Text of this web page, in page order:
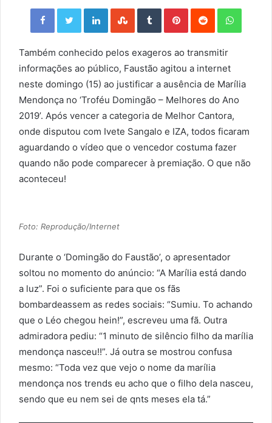
Facebook Twitter LinkedIn StumbleUpon Tumblr Pinterest Reddit
Também conhecido pelos exageros ao transmitir
informações ao público, Faustão agitou a internet
neste domingo (15) ao justificar a ausência de Marília
Mendonça no ‘Troféu Domingão – Melhores do Ano
2019’. Após vencer a categoria de Melhor Cantora,
onde disputou com Ivete Sangalo e IZA, todos ficaram
aguardando o vídeo que o vencedor costuma fazer
quando não pode comparecer à premiação. O que não
aconteceu!
Foto: Reprodução/Internet
Durante o ‘Domingão do Faustão’, o apresentador
soltou no momento do anúncio: “A Marília está dando
a luz”. Foi o suficiente para que os fãs
bombardeassem as redes sociais: “Sumiu. To achando
que o Léo chegou hein!”, escreveu uma fã. Outra
admiradora pediu: “1 minuto de silêncio filho da marília
mendonça nasceu!!”. Já outra se mostrou confusa
mesmo: “Toda vez que vejo o nome da marília
mendonça nos trends eu acho que o filho dela nasceu,
sendo que eu nem sei de qnts meses ela tá.”